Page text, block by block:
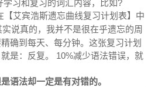
习和复习的词汇内容，比如?
【艾宾浩斯遗忘曲线复习计划表】中
实说真的，我并不是很在乎遗忘的周
确到每天、每分钟。这张复习计划
是：反复。 10%减少语法错误，就
语法却一定是有对错的。